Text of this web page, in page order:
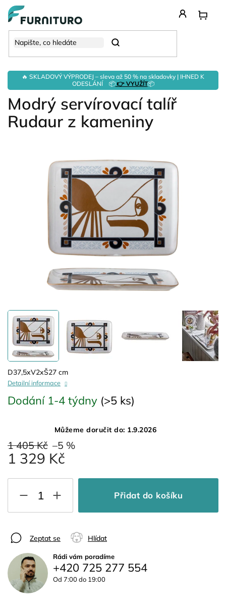
Přejít
obsah
🔥 SKLADOVÝ VÝPRODEJ – sleva až 50 % na skladovky | IHNED K
ODESLÁNÍ 📦👉 VYUŽÍT📦
Hledat
Modrý servírovací talíř
Rudaur z kameniny
1 405 Kč –5 %
1 329 Kč
Dodání 1-4 týdny (>5 ks)
Můžeme doručit do: 1.9.2026
Přidat do košíku
D37,5xV2xŠ27 cm
Detailní informace
Zeptat se Hlídat
Rádi vám poradíme
+420 725 277 554
Od 7:00 do 19:00